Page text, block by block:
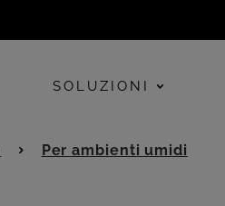
SOLUZIONI
Per ambienti umidi